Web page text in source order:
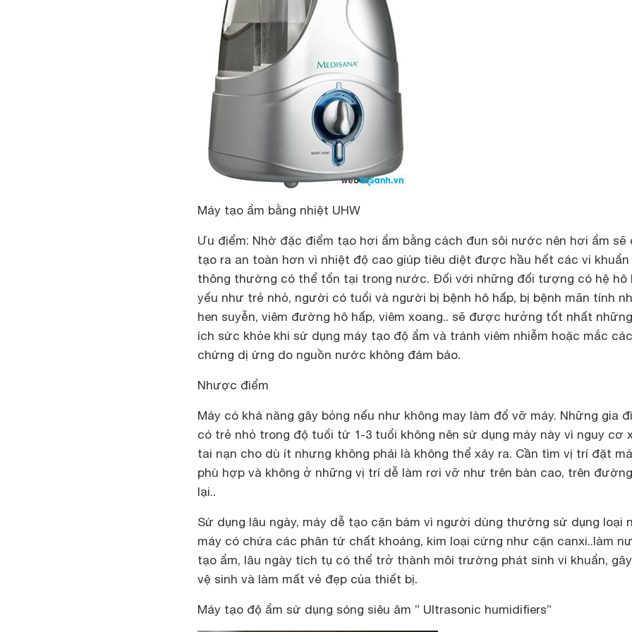
Máy tạo ẩm bằng nhiệt UHW
Ưu điểm: Nhờ đặc điểm tạo hơi ẩm bằng cách đun sôi nước nên hơi ẩm sẽ
tạo ra an toàn hơn vì nhiệt độ cao giúp tiêu diệt được hầu hết các vi khuẩn
thông thường có thể tổn tại trong nước. Đối với những đối tượng có hệ hô
yếu như trẻ nhỏ, người có tuổi và người bị bệnh hô hấp, bị bệnh mãn tính
hen suyễn, viêm đường hô hấp, viêm xoang.. sẽ được hưởng tốt nhất
ích sức khỏe khi sử dụng máy tạo độ ẩm và tránh viêm nhiễm hoặc mắc
chứng dị ứng do nguồn nước không đảm bảo.
Nhược điểm
Máy có khả năng gây bỏng nếu như không may làm đổ vỡ máy. Những gia
có trẻ nhỏ trong độ tuổi từ 1-3 tuổi không nên sử dụng máy này vì nguy cơ
tai nạn cho dù ít nhưng không phải là không thể xảy ra. Cần tìm vị trí đặt
phù hợp và không ở những vị trí dễ làm rơi vỡ như trên bàn cao, trên
lại..
Sử dụng lâu ngày, máy dễ tạo cặn bám vì người dùng thường sử dụng loại
máy có chứa các phân tử chất khoáng, kim loại cứng như cặn canxi..làm
tạo ẩm, lâu ngày tích tụ có thể trở thành môi trường phát sinh vi khuẩn,
vệ sinh và làm mất vẻ đẹp của thiết bị.
Máy tạo độ ẩm sử dụng sóng siêu âm ” Ultrasonic humidifiers”